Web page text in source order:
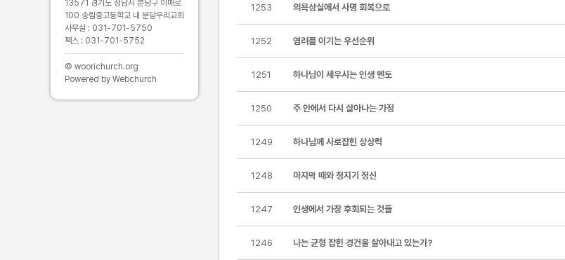
13571 경기도 성남시 분당구 이매로
100 송림중고등학교 내 분당우리교회
사무실 : 031-701-5750
팩스 : 031-701-5752
© woorichurch.org
Powered by Webchurch
1253 의욕상실에서 사명 회복으로
1252 염려를 이기는 우선순위
1251 하나님이 세우시는 인생 멘토
1250 주 안에서 다시 살아나는 가정
1249 하나님께 사로잡힌 상상력
1248 마지막 때와 청지기 정신
1247 인생에서 가장 후회되는 것들
1246 나는 균형 잡힌 경건을 살아내고 있는가?